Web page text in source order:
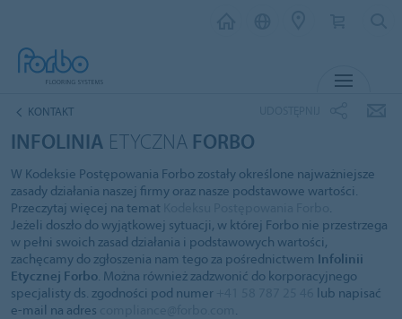
KONTAKT
INFOLINIA ETYCZNA FORBO
W Kodeksie Postępowania Forbo zostały określone najważniejsze
zasady działania naszej firmy oraz nasze podstawowe wartości.
Przeczytaj więcej na temat
Jeżeli doszło do wyjątkowej sytuacji, w której Forbo nie przestrzega
w pełni swoich zasad działania i podstawowych wartości,
zachęcamy do zgłoszenia nam tego za pośrednictwem Infolinii
Etycznej Forbo . Można również zadzwonić do korporacyjnego
specjalisty ds. zgodności pod numer
lub napisać
e-mail na adres